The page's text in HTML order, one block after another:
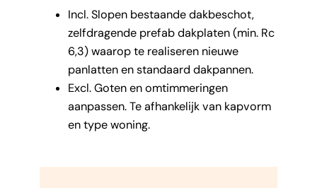
Incl. Slopen bestaande dakbeschot,
zelfdragende prefab dakplaten (min. Rc
6,3) waarop te realiseren nieuwe
panlatten en standaard dakpannen.
Excl. Goten en omtimmeringen
aanpassen. Te afhankelijk van kapvorm
en type woning.